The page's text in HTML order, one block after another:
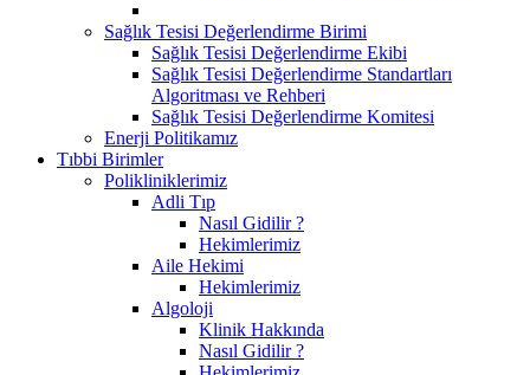
Sağlık Tesisi Değerlendirme Birimi
Sağlık Tesisi Değerlendirme Ekibi
Sağlık Tesisi Değerlendirme Standartları
Algoritması ve Rehberi
Sağlık Tesisi Değerlendirme Komitesi
Enerji Politikamız
Tıbbi Birimler
Polikliniklerimiz
Adli Tıp
Nasıl Gidilir ?
Hekimlerimiz
Aile Hekimi
Hekimlerimiz
Algoloji
Klinik Hakkında
Nasıl Gidilir ?